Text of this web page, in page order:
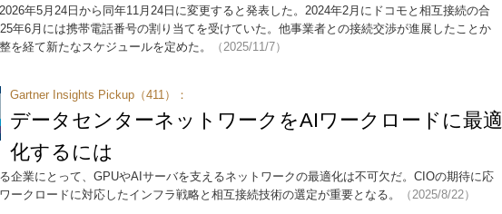
年5月24日から同年11月24日に変更すると発表した。2024年2月にドコモと相互接続の合
年6月には携帯電話番号の割り当てを受けていた。他事業者との接続交渉が進展したことか
を経て新たなスケジュールを定めた。
（2025/11/7）
Gartner Insights Pickup（411）：
データセンターネットワークをAIワークロードに最適
化するには
企業にとって、GPUやAIサーバを支えるネットワークの最適化は不可欠だ。CIOの期待に応
ークロードに対応したインフラ戦略と相互接続技術の選定が重要となる。
（2025/8/22）